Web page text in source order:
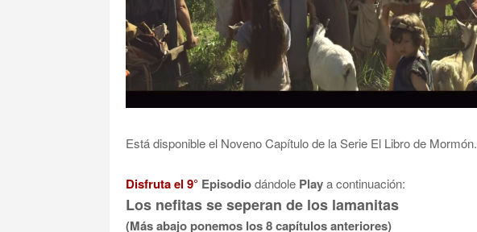
Está disponible el Noveno Capítulo de la Serie El Libro de Mormón.
Disfruta el 9° Episodiodándole Playa continuación:
Los nefitas se seperan de los lamanitas
(Más abajo ponemos los 8 capítulos anteriores)